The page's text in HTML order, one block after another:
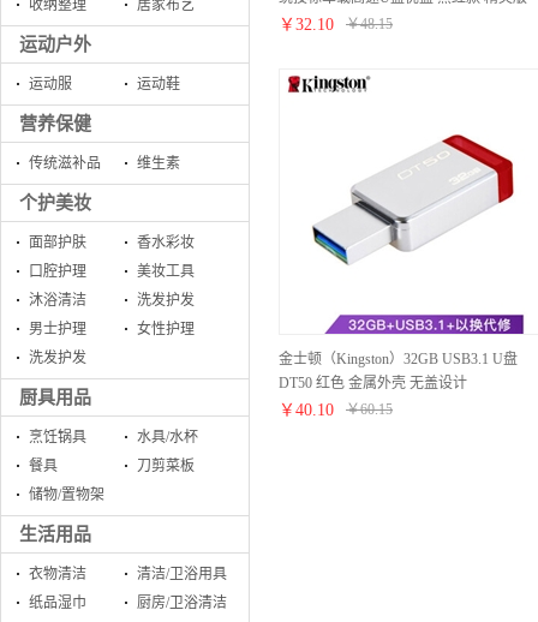
收纳整理
居家布艺
运动户外
运动服 运动鞋
营养保健
传统滋补品 维生素
个护美妆
面部护肤
香水彩妆
口腔护理
美妆工具
沐浴清洁
洗发护发
男士护理
女性护理
洗发护发
厨具用品
烹饪锅具
水具/水杯
餐具
刀剪菜板
储物/置物架
生活用品
衣物清洁
清洁/卫浴用具
纸品湿巾
厨房/卫浴清洁
32G
￥ 32.10 ￥48.15
金士顿（Kingston）32GB USB3.1 U盘
DT50 红色 金属外壳 无盖设计
￥ 40.10 ￥60.15